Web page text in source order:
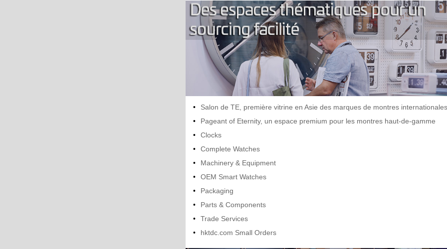
•
Salon de TE, première vitrine en Asie des marques de montres internationales
•
Pageant of Eternity, un espace premium pour les montres haut-de-gamme
•
Clocks
•
Complete Watches
•
Machinery & Equipment
•
OEM Smart Watches
•
Packaging
•
Parts & Components
•
Trade Services
•
hktdc.com Small Orders